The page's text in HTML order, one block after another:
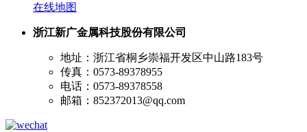
在线地图
浙江新广金属科技股份有限公司
地址：浙江省桐乡崇福开发区中山路183号
传真：0573-89378955
电话：0573-89378558
邮箱：852372013@qq.com